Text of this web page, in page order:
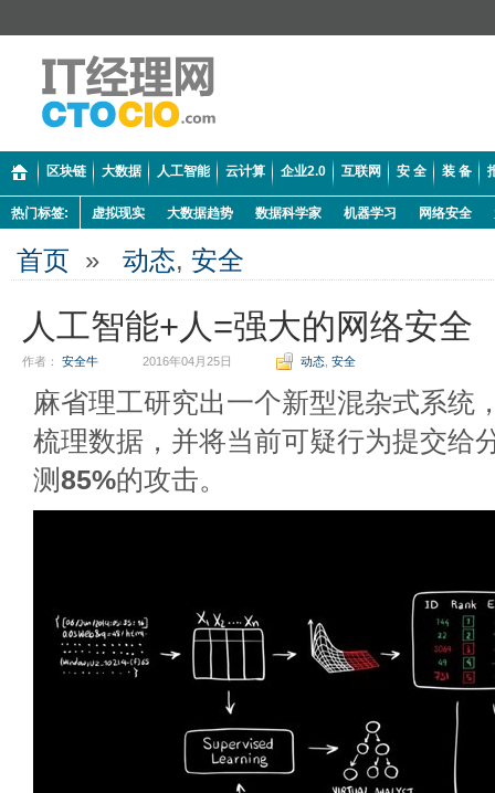
区块链 大数据 人工智能 云计算 企业2.0 互联网 安 全 装 备
热门标签: 虚拟现实 大数据趋势 数据科学家 机器学习 网络安全
首页 » 动态, 安全
人工智能+人=强大的网络安全
作者： 安全牛 2016年04月25日 动态 安全
麻省理工研究出一个新型混杂式系统
梳理数据，并将当前可疑行为提交给
测 85%的攻击。